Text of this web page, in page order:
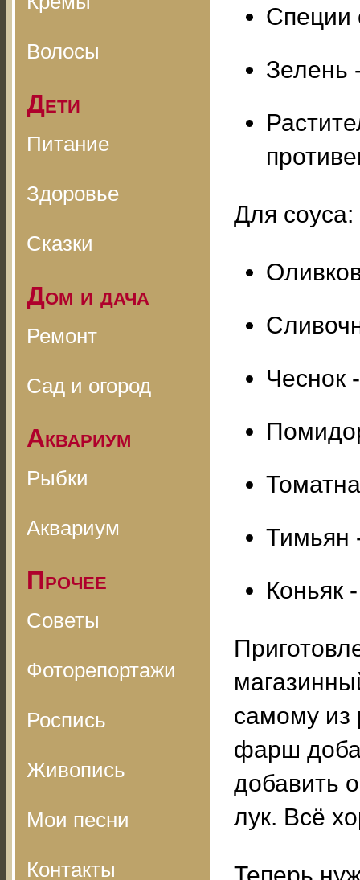
Волосы
Дети
Питание
Здоровье
Сказки
Дом и дача
Ремонт
Сад и огород
Аквариум
Рыбки
Аквариум
Прочее
Советы
Фоторепортажи
Роспись
Живопись
Мои песни
Контакты
Специи
Зелень
Для соуса:
Чеснок
Тимьян
Коньяк
самому из
фарш
добавить
лук. Всё